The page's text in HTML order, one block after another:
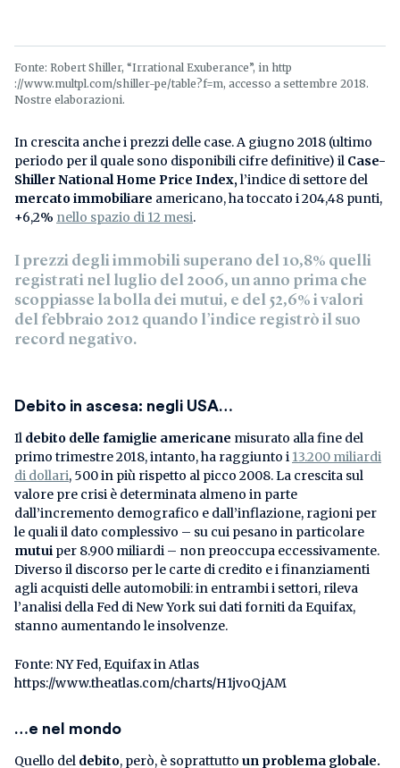
Fonte: Robert Shiller, “Irrational Exuberance”, in http
://www.multpl.com/shiller-pe/table?f=m, accesso a settembre 2018.
Nostre elaborazioni.
In crescita anche i prezzi delle case. A giugno 2018 (ultimo
periodo per il quale sono disponibili cifre definitive) il Case-
Shiller National Home Price Index,l’indice di settore del
mercato immobiliare americano, ha toccato i 204,48 punti,
+6,2% nello spazio di 12 mesi.
I prezzi degli immobili superano del 10,8% quelli
registrati nel luglio del 2006, un anno prima che
scoppiasse la bolla dei mutui, e del 52,6% i valori
del febbraio 2012 quando l’indice registrò il suo
record negativo.
Debito in ascesa: negli USA…
Il debito delle famiglie americane misurato alla fine del
primo trimestre 2018, intanto, ha raggiunto i 13.200 miliardi
di dollari, 500 in più rispetto al picco 2008. La crescita sul
valore pre crisi è determinata almeno in parte
dall’incremento demografico e dall’inflazione, ragioni per
le quali il dato complessivo – su cui pesano in particolare
mutui per 8.900 miliardi – non preoccupa eccessivamente.
Diverso il discorso per le carte di credito e i finanziamenti
agli acquisti delle automobili: in entrambi i settori, rileva
l’analisi della Fed di New York sui dati forniti da Equifax,
stanno aumentando le insolvenze.
Fonte: NY Fed, Equifax in Atlas
https://www.theatlas.com/charts/H1jvoQjAM
…e nel mondo
Quello del debito, però, è soprattutto un problema globale.